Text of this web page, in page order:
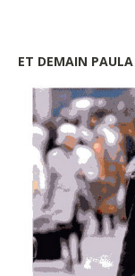
ET DEMAIN PAULA